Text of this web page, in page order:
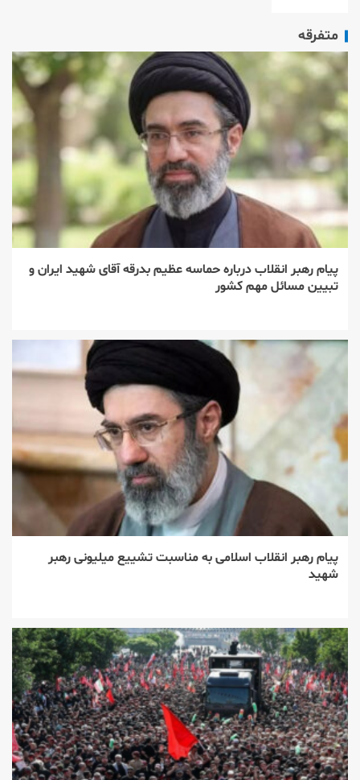
متفرقه
پیام رهبر انقلاب درباره حماسه عظیم بدرقه آقای شهید ایران و
تبیین مسائل مهم کشور
پیام رهبر انقلاب اسلامی به مناسبت تشییع میلیونی رهبر
شهید